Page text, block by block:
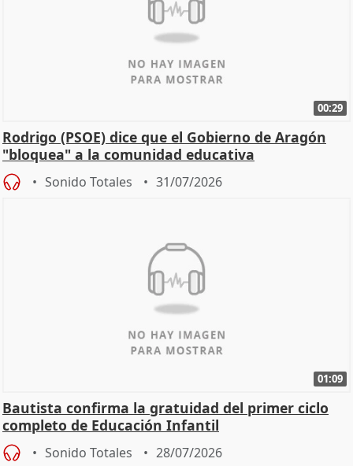
00:29
Rodrigo (PSOE) dice que el Gobierno de Aragón
"bloquea" a la comunidad educativa
Sonido Totales 31/07/2026
01:09
Bautista confirma la gratuidad del primer ciclo
completo de Educación Infantil
Sonido Totales 28/07/2026